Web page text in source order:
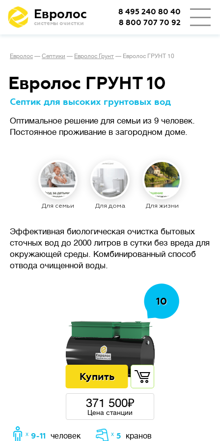
Евролос
системы очистки
8 495 240 80 40
8 800 707 70 92
Евролос — Септики — Евролос Грунт — Евролос ГРУНТ 10
Евролос ГРУНТ 10
Септик для высоких грунтовых вод
Оптимальное решение для семьи из 9 человек.
Постоянное проживание в загородном доме.
Для семьи Для дома Для жизни
Эффективная биологическая очистка бытовых
сточных вод до 2000 литров в сутки без вреда для
окружающей среды. Комбинированный способ
отвода очищенной воды.
10
371 500
Цена станции
ᕁ 9-11 человек ᕁ 5 кранов
станции.Сезонноепроживание
(дача или дом выходного дня)
с отключением электричества,
важно, чтобы система легко
запускалась заново.
системы очистки, даже при
неравномерном поступлении
стоков в течение дня.
Накопительные
(выгребные ямы, герметичные
резервуары) — накопление
сточных вод без очистки,
требует регулярной откачки
ассенизаторской машиной.
— сточных воды осаждаются